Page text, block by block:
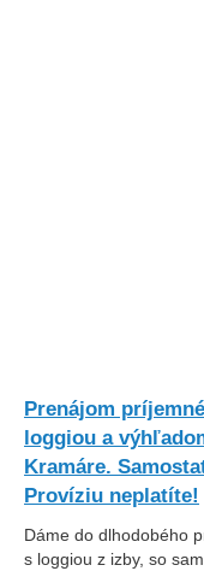
Prenájom
loggiou a
Kramáre.
Províziu neplatíte!
Dáme do dlhodobého
s loggiou z izby, so